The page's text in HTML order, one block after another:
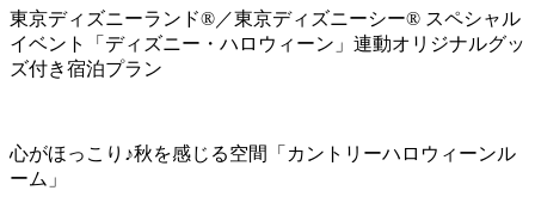
東京ディズニーランド®／東京ディズニーシー® スペシャル
イベント「ディズニー・ハロウィーン」連動オリジナルグッ
ズ付き宿泊プラン
心がほっこり♪秋を感じる空間「カントリーハロウィーンル
ーム」